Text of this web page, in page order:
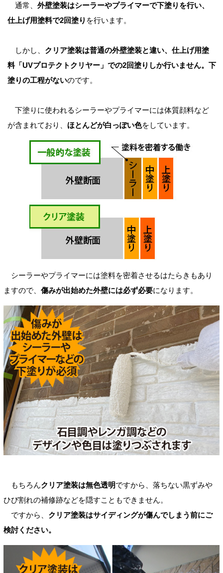
通常、 外壁塗装はシーラーやプライマーで下塗りを行い、
仕上げ用塗料で2回塗り を行います。
しかし、 クリア塗装は普通の外壁塗装と違い、仕上げ用塗
料「UVプロテクトクリヤー」での2回塗りしか行いません。下
塗りの工程がないのです。
下塗りに使われるシーラーやプライマーには体質顔料など
が含まれており、 ほとんどが白っぽい色をしています。
シーラーやプライマーには塗料を密着させるはたらきもあり
ますので、 傷みが出始めた外壁には必ず必要になります。
もちろんクリア塗装は無色透明ですから、落ちない黒ずみや
ひび割れの補修跡などを隠すこともできません。
ですから、 クリア塗装はサイディングが傷んでしまう前にご
検討ください。